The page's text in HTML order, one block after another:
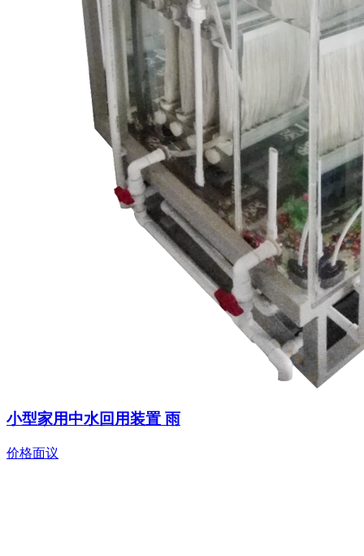
小型家用中水回用装置 雨
价格面议